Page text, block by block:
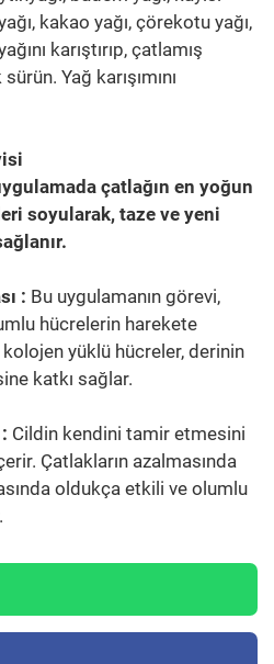
kakao yağı, çörekotu yağı,
karıştırıp, çatlamış
Yağ karışımını
çatlağın en yoğun
soyularak, taze ve yeni
: Bu uygulamanın görevi,
hücrelerin harekete
yüklü hücreler, derinin
katkı sağlar.
Cildin kendini tamir etmesini
Çatlakların azalmasında
oldukça etkili ve olumlu